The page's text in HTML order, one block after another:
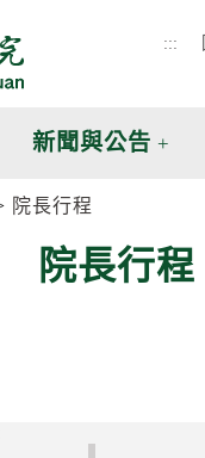
:::
新聞與公告
院長行程
院長行程